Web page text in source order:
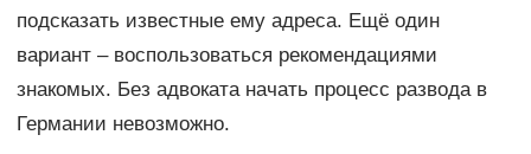
подсказать известные ему адреса. Ещё один
вариант – воспользоваться рекомендациями
знакомых. Без адвоката начать процесс развода в
Германии невозможно.